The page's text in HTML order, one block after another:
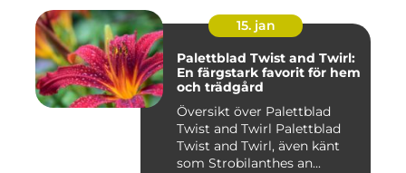
15. jan
Palettblad Twist and Twirl:
En färgstark favorit för hem
och trädgård
Översikt över Palettblad
Twist and Twirl Palettblad
Twist and Twirl, även känt
som Strobilanthes an...